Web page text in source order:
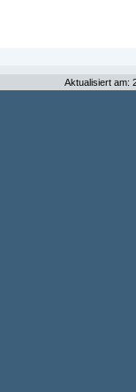
Aktualisiert am: